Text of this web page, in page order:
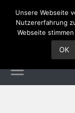
Unsere Webseite
Nutzererfahrung
Webseite
OK